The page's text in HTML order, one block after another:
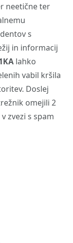
neetične ter
s
in informacij
lahko
vabil kršila
Doslej
omejili 2
zvezi s spam